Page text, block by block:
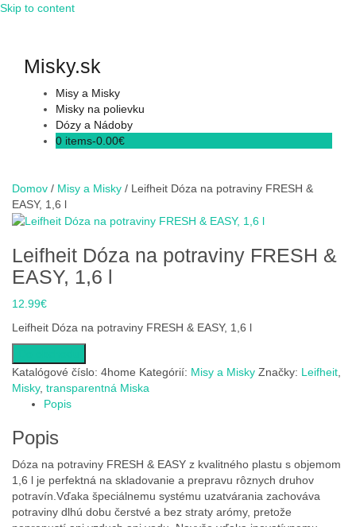
Skip to content
Misky.sk
Misy a Misky
Misky na polievku
Dózy a Nádoby
0 items-0.00€
Domov / Misy a Misky / Leifheit Dóza na potraviny FRESH &
EASY, 1,6 l
Leifheit Dóza na potraviny FRESH &
EASY, 1,6 l
12.99€
Leifheit Dóza na potraviny FRESH & EASY, 1,6 l
Katalógové číslo: 4home Kategórií: Misy a Misky Značky: Leifheit,
Misky, transparentná Miska
Popis
Popis
Dóza na potraviny FRESH & EASY z kvalitného plastu s objemom
1,6 l je perfektná na skladovanie a prepravu rôznych druhov
potravín.Vďaka špeciálnemu systému uzatvárania zachováva
potraviny dlhú dobu čerstvé a bez straty arómy, pretože